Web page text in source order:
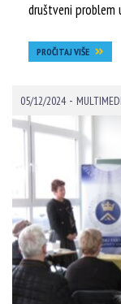
društveni problem
PROČITAJ VIŠE
05/12/2024 -